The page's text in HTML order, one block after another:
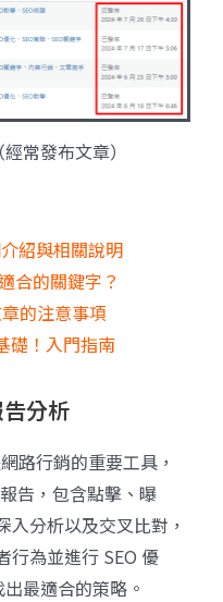
常發布文章）
紹與相關說明
合的關鍵字？
的注意事項
礎！入門指南
分析
路行銷的重要工具，
告，包含點擊、曝
分析以及交叉比對，
行為並進行 SEO 優
最適合的策略。